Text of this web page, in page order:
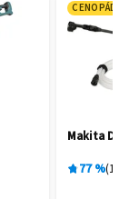
CENOPÁD
Makita
77% 19